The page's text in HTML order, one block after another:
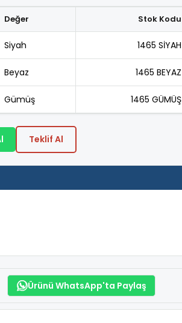
Değer Stok Kodu
Siyah 1465 SİYAH
Beyaz 1465 BEYAZ
Gümüş 1465 GÜMÜŞ
Teklif Al
Ürünü WhatsApp'ta Paylaş